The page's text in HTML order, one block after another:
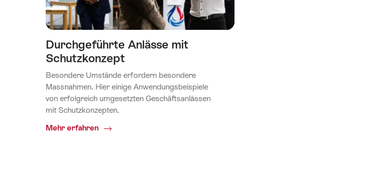
Durchgeführte Anlässe mit
Schutzkonzept
Besondere Umstände erfordern besondere
Massnahmen. Hier einige Anwendungsbeispiele
von erfolgreich umgesetzten Geschäftsanlässen
mit Schutzkonzepten.
Mehr erfahren
Common.Of